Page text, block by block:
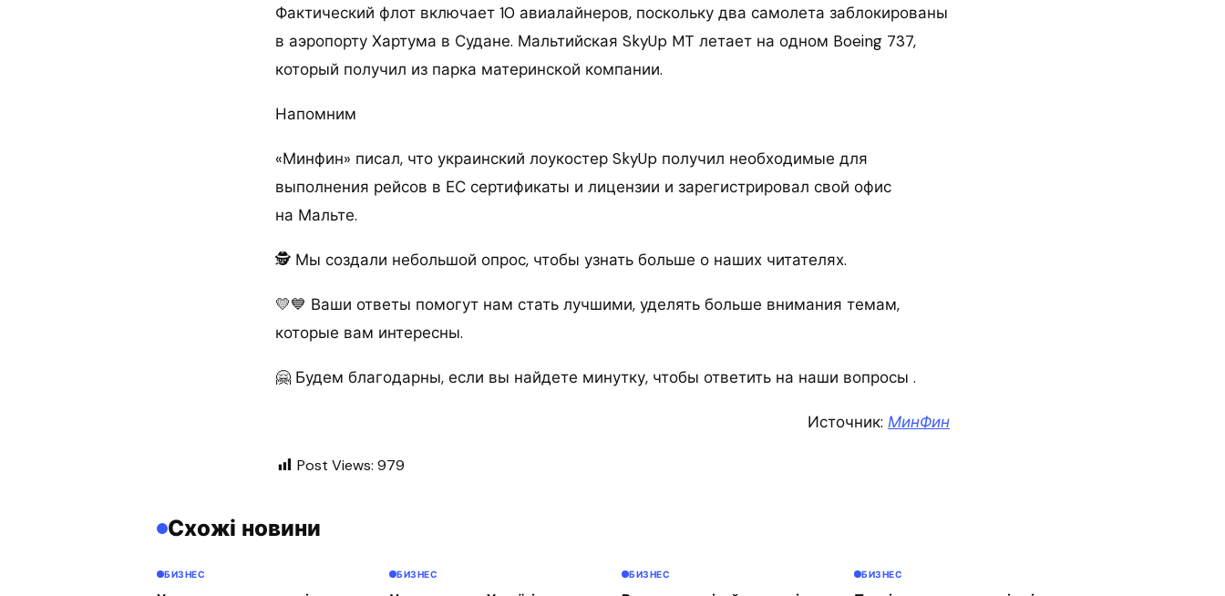
Фактический флот включает 10 авиалайнеров, поскольку два самолета заблокированы
в аэропорту Хартума в Судане. Мальтийская SkyUp MT летает на одном Boeing 737,
который получил из парка материнской компании.
Напомним
«Минфин» писал, что украинский лоукостер SkyUp получил необходимые для
выполнения рейсов в ЕС сертификаты и лицензии и зарегистрировал свой офис
на Мальте.
🕵️ Мы создали небольшой опрос, чтобы узнать больше о наших читателях.
💛💙 Ваши ответы помогут нам стать лучшими, уделять больше внимания темам,
которые вам интересны.
🤗 Будем благодарны, если вы найдете минутку, чтобы ответить на наши вопросы .
Источник: МинФин
Post Views: 979
Схожі новини
БИЗНЕС БИЗНЕС БИЗНЕС БИЗНЕС